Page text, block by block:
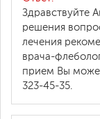
Здравствуйте
решения
лечения
врача-
прием Вы
323-45-35.